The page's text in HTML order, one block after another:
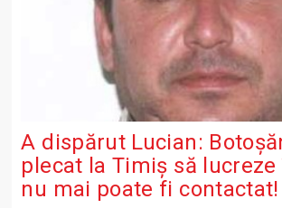
A dispărut Lucian:
plecat la Timiș să
nu mai poate fi contactat!